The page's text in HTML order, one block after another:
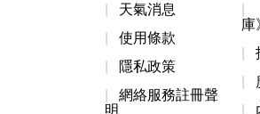
天氣消息
使用條款
隱私政策
網絡服務註冊聲
明
庫